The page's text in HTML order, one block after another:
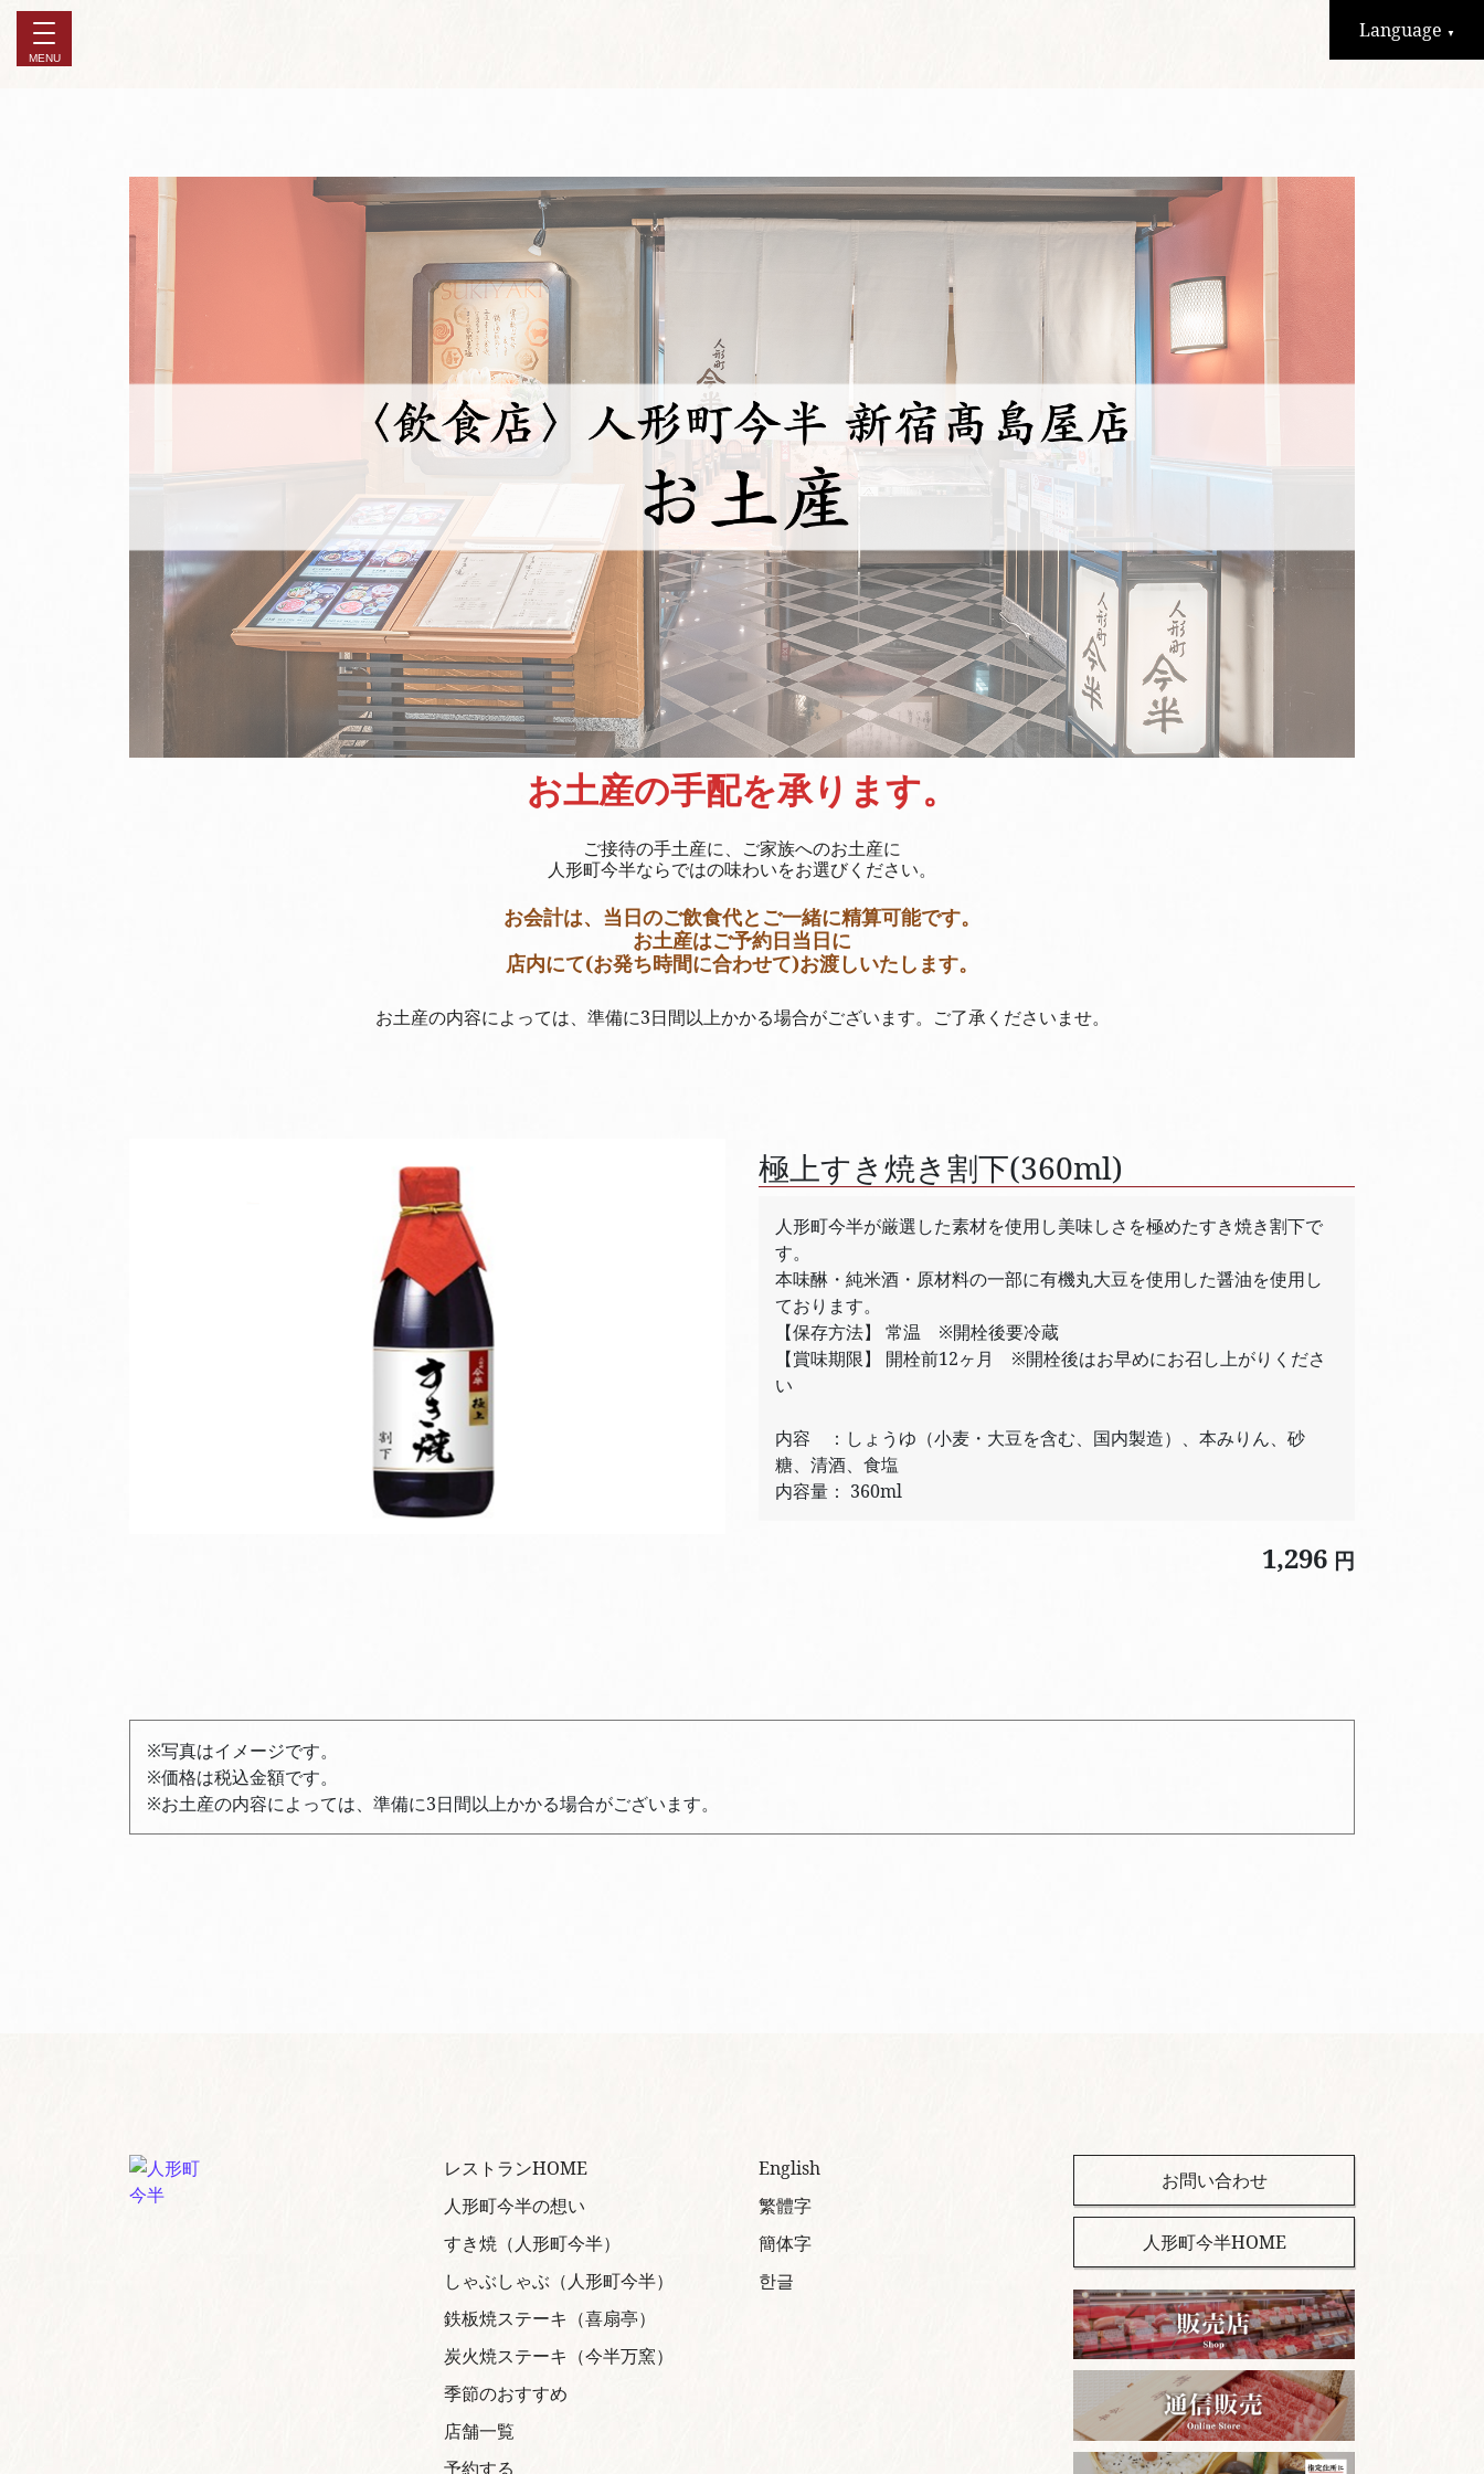
Language ▼
お土産の手配を承ります。
ご接待の手土産に、ご家族へのお土産に
人形町今半ならではの味わいをお選びください。
お会計は、当日のご飲食代とご一緒に精算可能です。
お土産はご予約日当日に
店内にて(お発ち時間に合わせて)お渡しいたします。
お土産の内容によっては、準備に3日間以上かかる場合がございます。ご了承くださいませ。
極上すき焼き割下(360ml)
人形町今半が厳選した素材を使用し美味しさを極めたすき焼き割下で
す。
本味醂・純米酒・原材料の一部に有機丸大豆を使用した醤油を使用し
ております。
【保存方法】 常温 ※開栓後要冷蔵
【賞味期限】 開栓前12ヶ月 ※開栓後はお早めにお召し上がりくださ
い
内容 ：しょうゆ（小麦・大豆を含む、国内製造）、本みりん、砂
糖、清酒、食塩
内容量： 360ml
1,296 円
※写真はイメージです。
※価格は税込金額です。
※お土産の内容によっては、準備に3日間以上かかる場合がございます。
レストランHOME
人形町今半の想い
すき焼（人形町今半）
しゃぶしゃぶ（人形町今半）
鉄板焼ステーキ（喜扇亭）
炭火焼ステーキ（今半万窯）
季節のおすすめ
店舗一覧
予約する
English
繁體字
簡体字
한글
お問い合わせ
人形町今半HOME